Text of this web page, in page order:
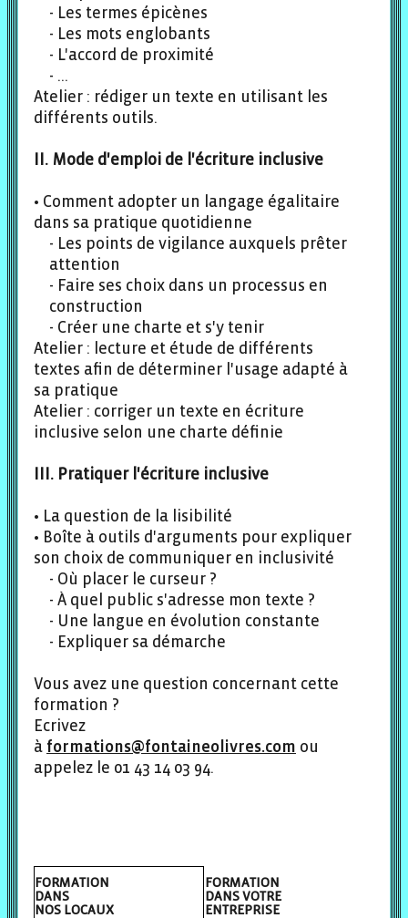
Les termes épicènes
Les mots englobants
L'accord de proximité
...
Atelier : rédiger un texte en utilisant les
différents outils.
II. Mode d'emploi de l'écriture inclusive
• Comment adopter un langage égalitaire
dans sa pratique quotidienne
Les points de vigilance auxquels prêter
attention
Faire ses choix dans un processus en
construction
Créer une charte et s'y tenir
Atelier : lecture et étude de différents
textes afin de déterminer l'usage adapté à
sa pratique
Atelier : corriger un texte en écriture
inclusive selon une charte définie
III. Pratiquer l'écriture inclusive
• La question de la lisibilité
• Boîte à outils d'arguments pour expliquer
son choix de communiquer en inclusivité
Où placer le curseur ?
À quel public s'adresse mon texte ?
Une langue en évolution constante
Expliquer sa démarche
Vous avez une question concernant cette
formation ?
Ecrivez
à formations@fontaineolivres.com ou
appelez le 01 43 14 03 94.
FORMATION
DANS
NOS LOCAUX
FORMATION
DANS VOTRE
ENTREPRISE